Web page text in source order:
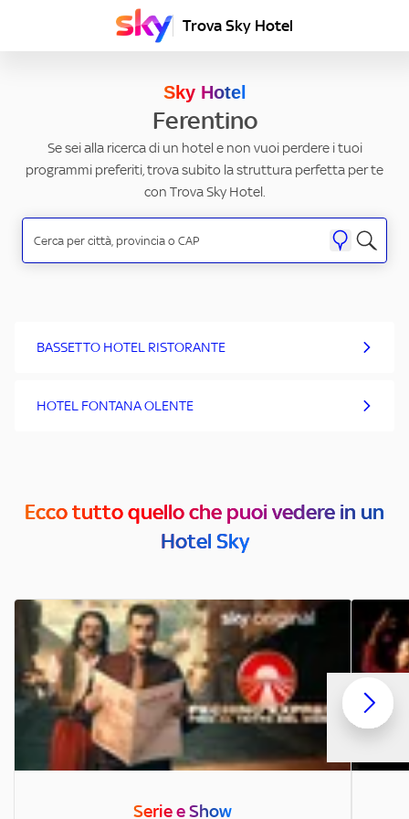
Trova Sky Hotel
Sky Hotel
Ferentino
Se sei alla ricerca di un hotel e non vuoi perdere i tuoi
programmi preferiti, trova subito la struttura perfetta per te
con Trova Sky Hotel.
BASSETTO HOTEL RISTORANTE
HOTEL FONTANA OLENTE
Ecco tutto quello che puoi vedere in un
Hotel Sky
Serie e Show